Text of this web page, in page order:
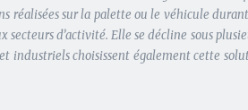
réalisées sur la palette ou le véhicule
d’activité. Elle se décline sous
industriels choisissent également cette